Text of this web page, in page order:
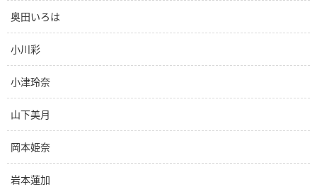
奥田いろは
小川彩
小津玲奈
山下美月
岡本姫奈
岩本蓮加